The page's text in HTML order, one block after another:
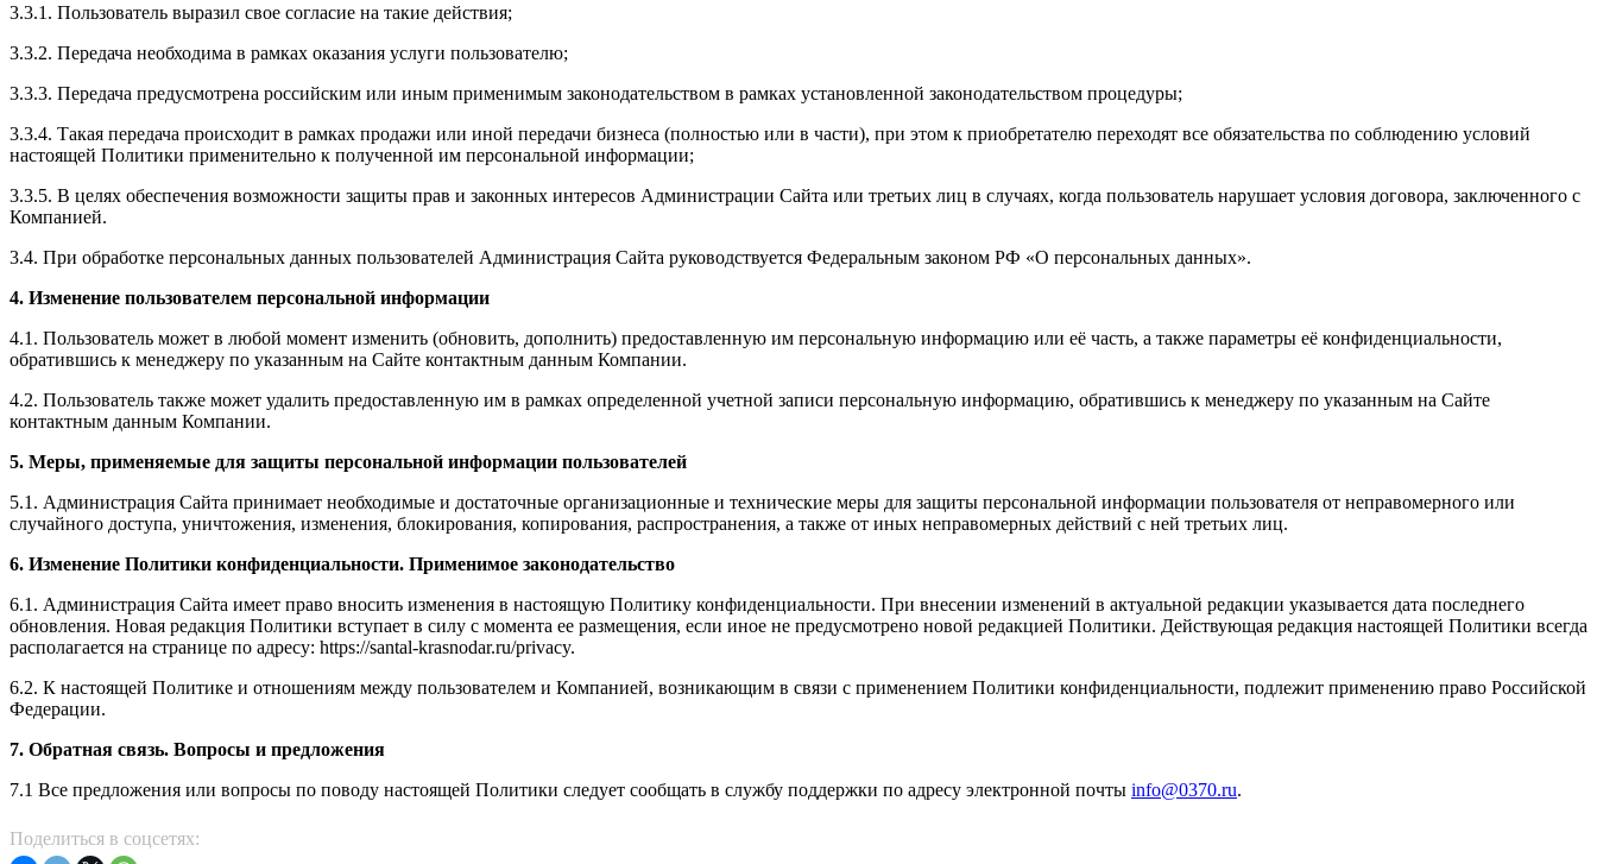
3.3.1. Пользователь выразил свое согласие на такие действия;
3.3.2. Передача необходима в рамках оказания услуги пользователю;
3.3.3. Передача предусмотрена российским или иным применимым законодательством в рамках установленной законодательством процедуры;
3.3.4. Такая передача происходит в рамках продажи или иной передачи бизнеса (полностью или в части), при этом к приобретателю переходят все обязательства по соблюдению условий
настоящей Политики применительно к полученной им персональной информации;
3.3.5. В целях обеспечения возможности защиты прав и законных интересов Администрации Сайта или третьих лиц в случаях, когда пользователь нарушает условия договора, заключенного с
Компанией.
3.4. При обработке персональных данных пользователей Администрация Сайта руководствуется Федеральным законом РФ «О персональных данных».
4. Изменение пользователем персональной информации
4.1. Пользователь может в любой момент изменить (обновить, дополнить) предоставленную им персональную информацию или её часть, а также параметры её конфиденциальности,
обратившись к менеджеру по указанным на Сайте контактным данным Компании.
4.2. Пользователь также может удалить предоставленную им в рамках определенной учетной записи персональную информацию, обратившись к менеджеру по указанным на Сайте
контактным данным Компании.
5. Меры, применяемые для защиты персональной информации пользователей
5.1. Администрация Сайта принимает необходимые и достаточные организационные и технические меры для защиты персональной информации пользователя от неправомерного или
случайного доступа, уничтожения, изменения, блокирования, копирования, распространения, а также от иных неправомерных действий с ней третьих лиц.
6. Изменение Политики конфиденциальности. Применимое законодательство
6.1. Администрация Сайта имеет право вносить изменения в настоящую Политику конфиденциальности. При внесении изменений в актуальной редакции указывается дата последнего
обновления. Новая редакция Политики вступает в силу с момента ее размещения, если иное не предусмотрено новой редакцией Политики. Действующая редакция настоящей Политики всегда
располагается на странице по адресу: https://santal-krasnodar.ru/privacy.
6.2. К настоящей Политике и отношениям между пользователем и Компанией, возникающим в связи с применением Политики конфиденциальности, подлежит применению право Российской
Федерации.
7. Обратная связь. Вопросы и предложения
7.1 Все предложения или вопросы по поводу настоящей Политики следует сообщать в службу поддержки по адресу электронной почты info@0370.ru.
Поделиться в соцсетях: